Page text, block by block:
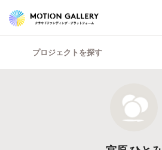
プロジェクトを探す